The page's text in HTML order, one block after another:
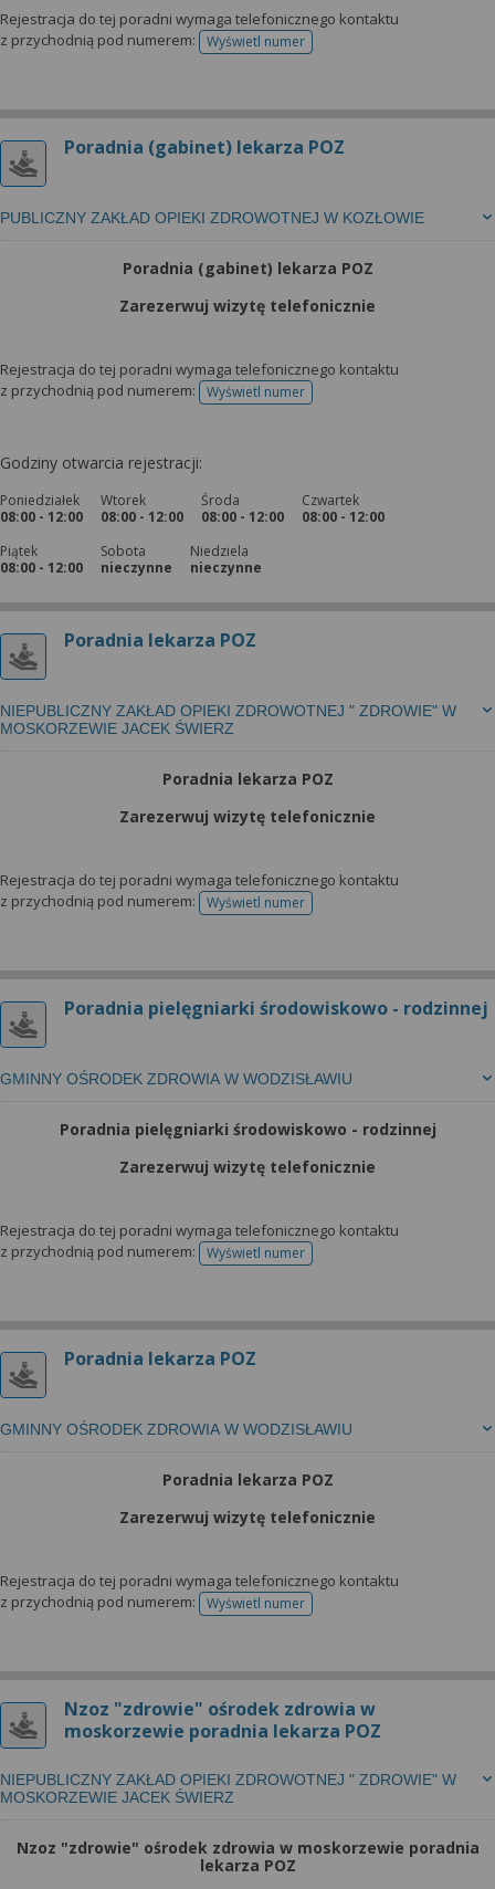
Rejestracja do tej poradni wymaga telefonicznego kontaktu
z przychodnią pod numerem:
Wyświetl numertelefonu do rejestracji
Poradnia (gabinet) lekarza POZ
PUBLICZNY ZAKŁAD OPIEKI ZDROWOTNEJ W KOZŁOWIE
Poradnia (gabinet) lekarza POZ
Zarezerwuj wizytę telefonicznie
Rejestracja do tej poradni wymaga telefonicznego kontaktu
z przychodnią pod numerem:
Wyświetl numertelefonu do rejestracji
Godziny otwarcia rejestracji:
Poniedziałek
08:00 - 12:00
Wtorek
08:00 - 12:00
Środa
08:00 - 12:00
Czwartek
08:00 - 12:00
Piątek
08:00 - 12:00
Sobota
nieczynne
Niedziela
nieczynne
Poradnia lekarza POZ
NIEPUBLICZNY ZAKŁAD OPIEKI ZDROWOTNEJ " ZDROWIE" W
MOSKORZEWIE JACEK ŚWIERZ
Poradnia lekarza POZ
Zarezerwuj wizytę telefonicznie
Rejestracja do tej poradni wymaga telefonicznego kontaktu
z przychodnią pod numerem:
Wyświetl numertelefonu do rejestracji
Poradnia pielęgniarki środowiskowo - rodzinnej
GMINNY OŚRODEK ZDROWIA W WODZISŁAWIU
Poradnia pielęgniarki środowiskowo - rodzinnej
Zarezerwuj wizytę telefonicznie
Rejestracja do tej poradni wymaga telefonicznego kontaktu
z przychodnią pod numerem:
Wyświetl numertelefonu do rejestracji
Poradnia lekarza POZ
GMINNY OŚRODEK ZDROWIA W WODZISŁAWIU
Poradnia lekarza POZ
Zarezerwuj wizytę telefonicznie
Rejestracja do tej poradni wymaga telefonicznego kontaktu
z przychodnią pod numerem:
Wyświetl numertelefonu do rejestracji
Nzoz "zdrowie" ośrodek zdrowia w
moskorzewie poradnia lekarza POZ
NIEPUBLICZNY ZAKŁAD OPIEKI ZDROWOTNEJ " ZDROWIE" W
MOSKORZEWIE JACEK ŚWIERZ
Nzoz "zdrowie" ośrodek zdrowia w moskorzewie poradnia
lekarza POZ